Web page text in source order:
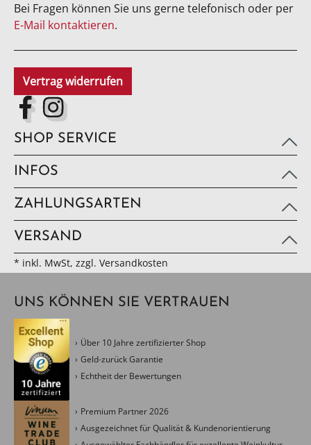
Bei Fragen können Sie uns gerne telefonisch oder per
E-Mail kontaktieren.
Vertrag widerrufen
SHOP SERVICE
INFOS
ZAHLUNGSARTEN
VERSAND
* inkl. MwSt, zzgl. Versandkosten
UNS KÖNNEN SIE VERTRAUEN
Über 10 Jahre zertifizierter Shop
Geld-zurück Garantie
Echtheit der Bewertungen
Premium Partner 2026
Ausgezeichnet für Qualität & Kundenorientierung